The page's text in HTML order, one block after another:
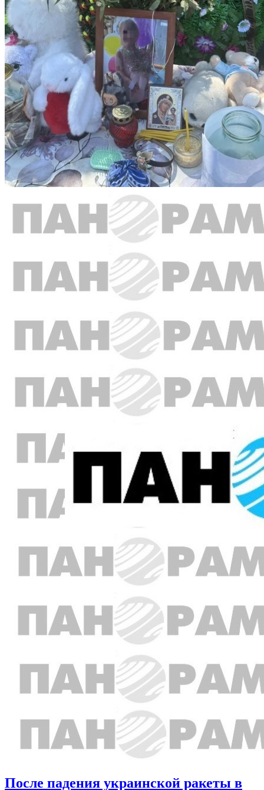
После падения украинской ракеты в